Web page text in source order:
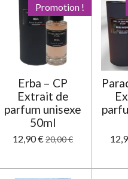
Promotion !
Erba – CP
Extrait de
parfum unisexe
50ml
12,90 €20,00 €